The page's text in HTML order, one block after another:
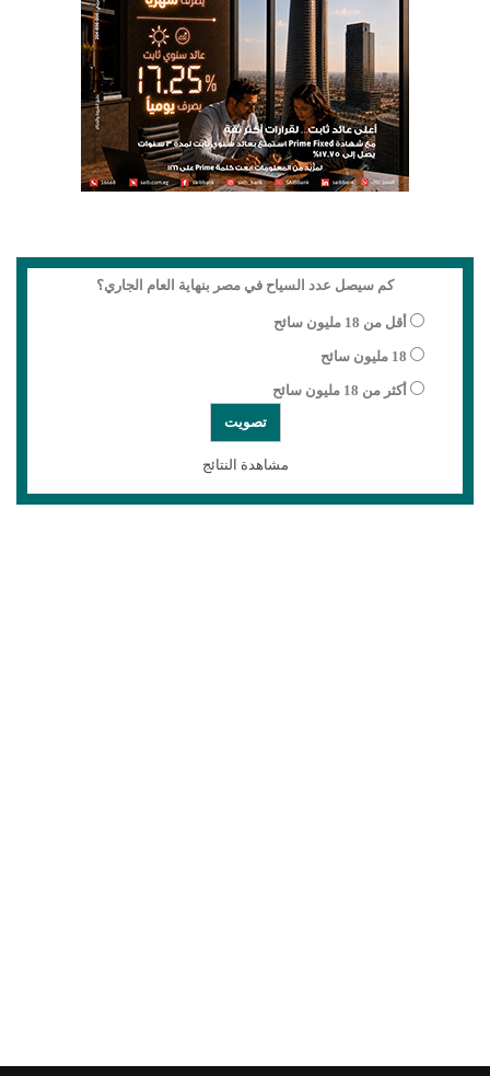
كم سيصل عدد السياح في مصر بنهاية العام الجاري؟
أقل من 18 مليون سائح
18 مليون سائح
أكثر من 18 مليون سائح
مشاهدة النتائج